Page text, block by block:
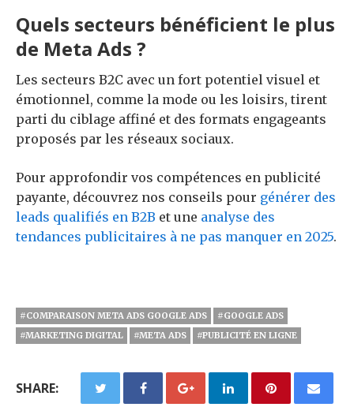
Quels secteurs bénéficient le plus
de Meta Ads ?
Les secteurs B2C avec un fort potentiel visuel et
émotionnel, comme la mode ou les loisirs, tirent
parti du ciblage affiné et des formats engageants
proposés par les réseaux sociaux.
Pour approfondir vos compétences en publicité
payante, découvrez nos conseils pour générer des
leads qualifiés en B2B et une analyse des
tendances publicitaires à ne pas manquer en 2025.
#COMPARAISON META ADS GOOGLE ADS
#GOOGLE ADS
#MARKETING DIGITAL
#META ADS #PUBLICITÉ EN LIGNE
SHARE: